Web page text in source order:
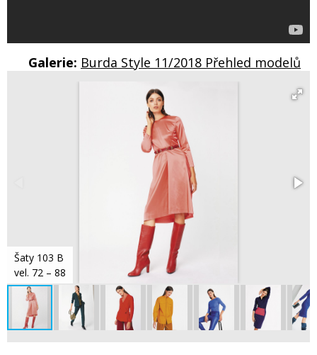
Galerie: Burda Style 11/2018 Přehled modelů
Šaty 103 B
vel. 72 – 88